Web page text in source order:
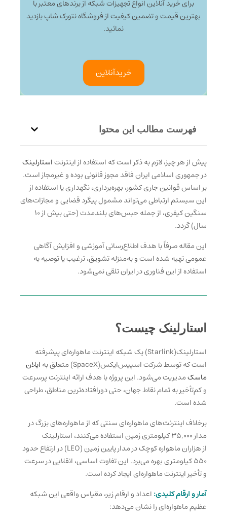
برای خرید آنلاین انواع تجهیزات شبکه از برندهای معتبر با
بهترین قیمت و تضمین کیفیت از فروشگاه نتورک شاپ بازدید
نمائید.
خرید‌آنلاین
فهرست مطالب این محتوا
پیش از هر چیز، لازم به ذکر است که استفاده از اینترنتاستارلینک
در جمهوری اسلامی ایران فاقد مجوز قانونی بوده و غیرمجاز است.
بر اساس قوانین جاری کشور، بهره‌برداری، نگهداری یا استفاده از
این سیستم ارتباطی می‌تواند مشمول پیگرد قضایی و مجازات‌های
سنگین کیفری، از جمله حبس‌های بلندمدت (حتی بیش از ۱۰
سال) گردد.
این مقاله صرفاً با هدف اطلاع‌رسانی آموزشی و افزایش آگاهی
عمومی تهیه شده است و به‌منزله تشویق، ترغیب یا توصیه به
استفاده از این فناوری در ایران تلقی نمی‌شود.
استارلینک چیست؟
استارلینک(Starlink) یک شبکه اینترنت ماهواره‌ای پیشرفته
است که توسط شرکت اسپیس‌ایکس(SpaceX) متعلق به
ایلان
ماسکمدیریت می‌شود. این پروژه با هدف ارائه اینترنت پرسرعت
و کم‌تأخیر به تمام نقاط جهان، حتی دورافتاده‌ترین مناطق، طراحی
شده است.
برخلاف اینترنت‌های ماهواره‌ای سنتی که از ماهواره‌های بزرگ در
مدار ۳۵,۰۰۰ کیلومتری زمین استفاده می‌کنند، استارلینک
از هزاران ماهواره کوچک در مدار پایین زمین (LEO) در ارتفاع حدود
۵۵۰ کیلومتری بهره می‌برد. این تفاوت اساسی، انقلابی در سرعت
و تأخیر اینترنت ماهواره‌ای ایجاد کرده است.
آمار و ارقام کلیدی: اعداد و ارقام زیر، مقیاس واقعی این شبکه
عظیم ماهواره‌ای را نشان می‌دهد: